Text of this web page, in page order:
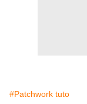
#Patchwork tuto